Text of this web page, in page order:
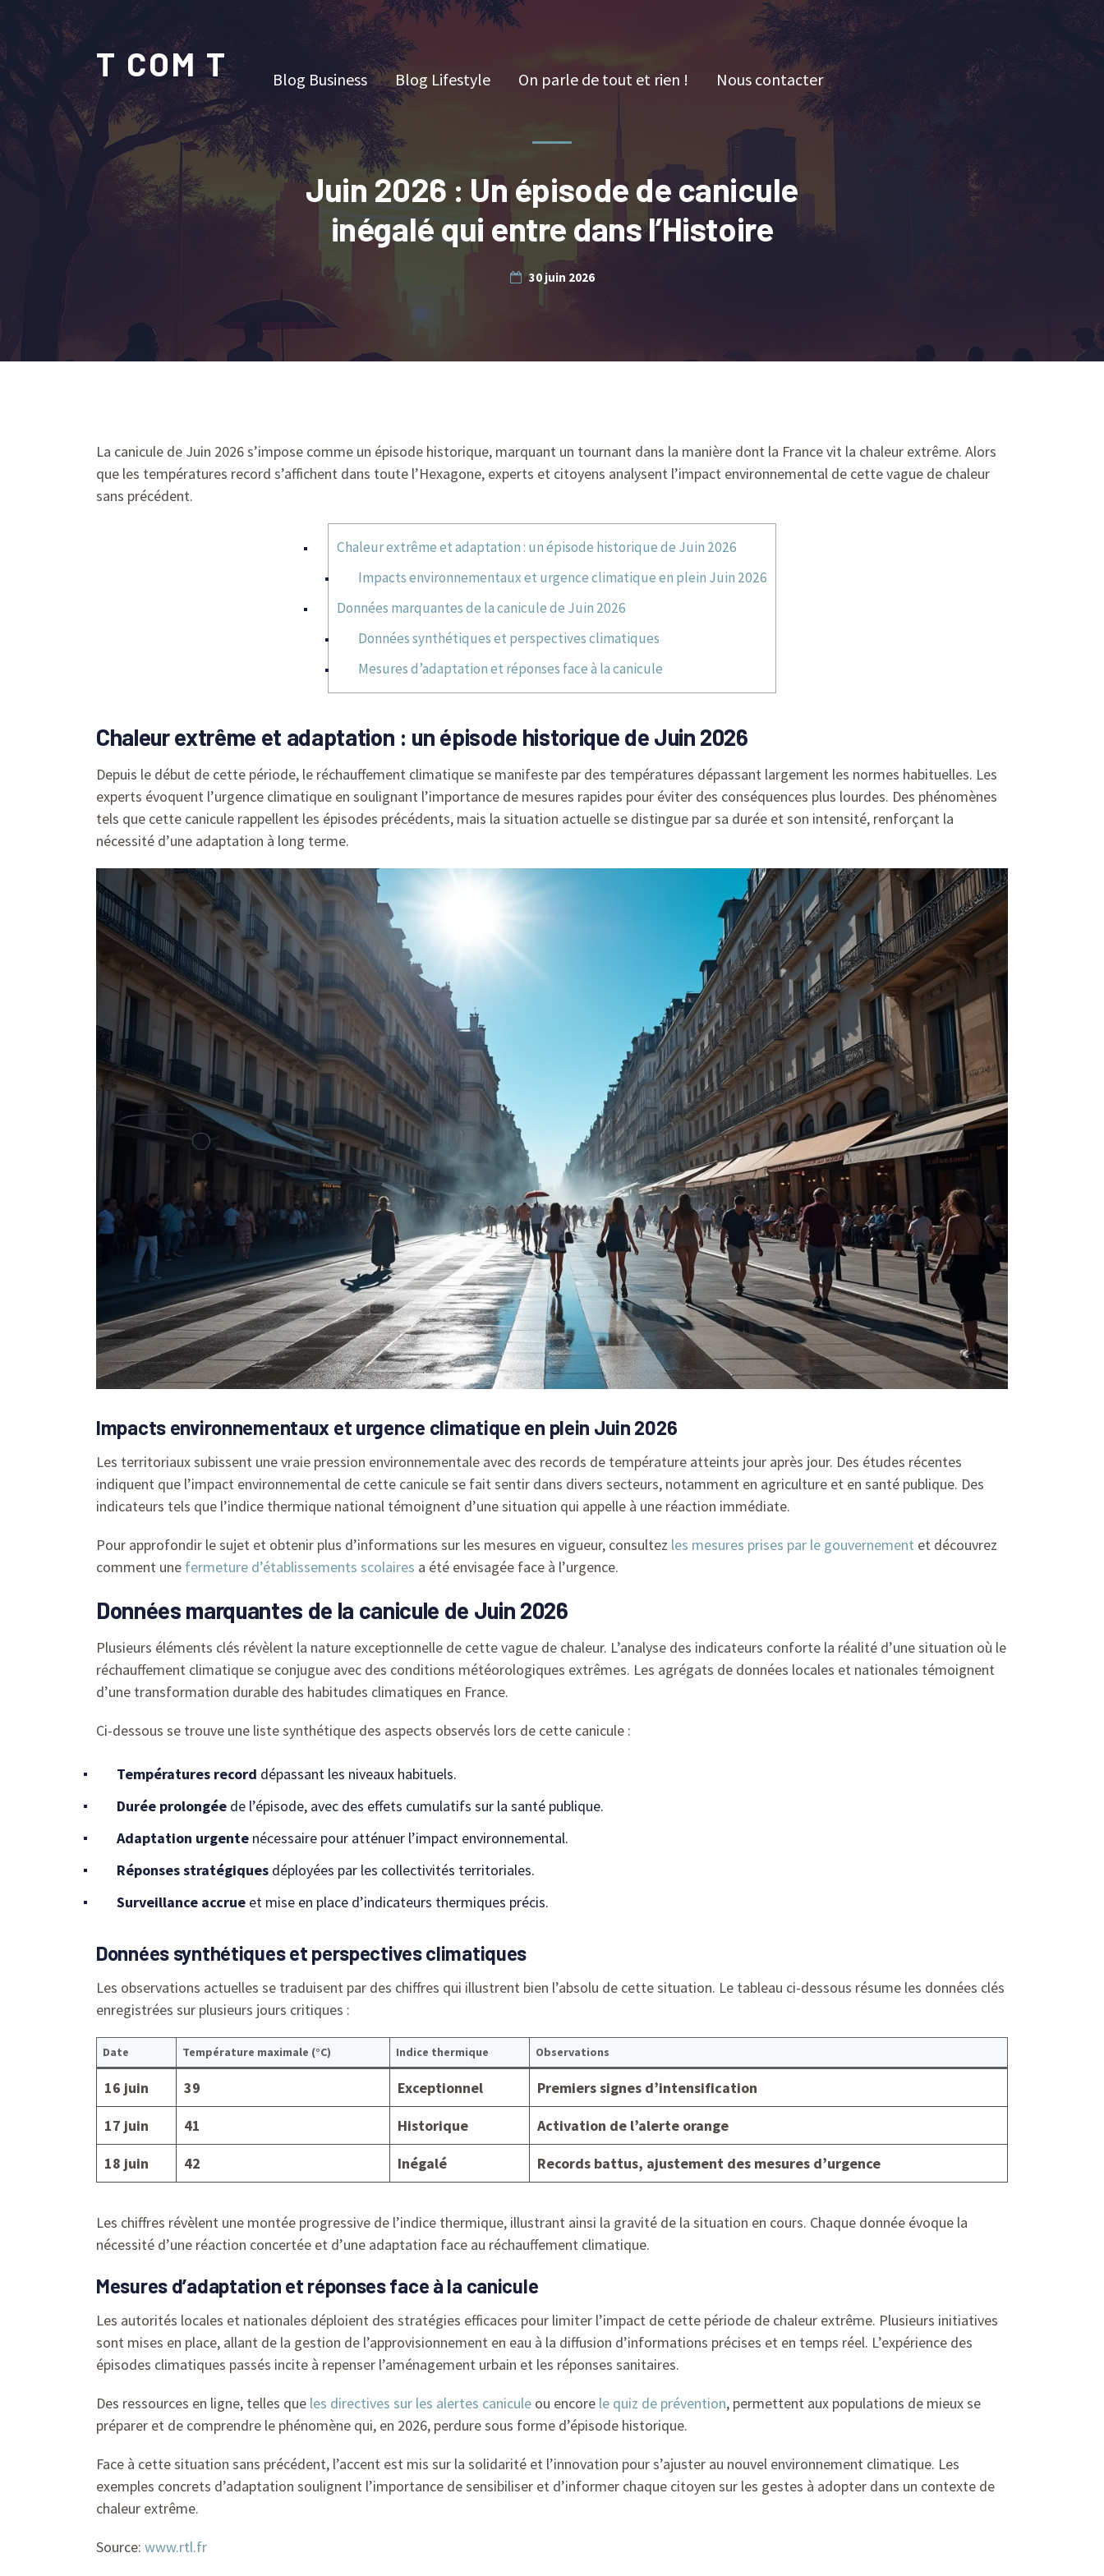
T COM T Blog Business Blog Lifestyle On parle de tout et rien ! Nous contacter
Juin 2026 : Un épisode de canicule
inégalé qui entre dans l’Histoire
30 juin 2026
La canicule de Juin 2026 s’impose comme un épisode historique, marquant un tournant dans la manière dont la France vit la chaleur extrême. Alors
que les températures record s’affichent dans toute l’Hexagone, experts et citoyens analysent l’impact environnemental de cette vague de chaleur
sans précédent.
Chaleur extrême et adaptation : un épisode historique de Juin 2026
Impacts environnementaux et urgence climatique en plein Juin 2026
Données marquantes de la canicule de Juin 2026
Données synthétiques et perspectives climatiques
Mesures d’adaptation et réponses face à la canicule
Chaleur extrême et adaptation : un épisode historique de Juin 2026
Depuis le début de cette période, le réchauffement climatique se manifeste par des températures dépassant largement les normes habituelles. Les
experts évoquent l’urgence climatique en soulignant l’importance de mesures rapides pour éviter des conséquences plus lourdes. Des phénomènes
tels que cette canicule rappellent les épisodes précédents, mais la situation actuelle se distingue par sa durée et son intensité, renforçant la
nécessité d’une adaptation à long terme.
Impacts environnementaux et urgence climatique en plein Juin 2026
Les territoriaux subissent une vraie pression environnementale avec des records de température atteints jour après jour. Des études récentes
indiquent que l’impact environnemental de cette canicule se fait sentir dans divers secteurs, notamment en agriculture et en santé publique. Des
indicateurs tels que l’indice thermique national témoignent d’une situation qui appelle à une réaction immédiate.
Pour approfondir le sujet et obtenir plus d’informations sur les mesures en vigueur, consultez les mesures prises par le gouvernement et découvrez
comment une fermeture d’établissements scolaires a été envisagée face à l’urgence.
Données marquantes de la canicule de Juin 2026
Plusieurs éléments clés révèlent la nature exceptionnelle de cette vague de chaleur. L’analyse des indicateurs conforte la réalité d’une situation où le
réchauffement climatique se conjugue avec des conditions météorologiques extrêmes. Les agrégats de données locales et nationales témoignent
d’une transformation durable des habitudes climatiques en France.
Ci-dessous se trouve une liste synthétique des aspects observés lors de cette canicule :
Températures record dépassant les niveaux habituels.
Durée prolongée de l’épisode, avec des effets cumulatifs sur la santé publique.
Adaptation urgente nécessaire pour atténuer l’impact environnemental.
Réponses stratégiques déployées par les collectivités territoriales.
Surveillance accrue et mise en place d’indicateurs thermiques précis.
Données synthétiques et perspectives climatiques
Les observations actuelles se traduisent par des chiffres qui illustrent bien l’absolu de cette situation. Le tableau ci-dessous résume les données clés
enregistrées sur plusieurs jours critiques :
Date Température maximale (°C) Indice thermique Observations
16 juin 39 Exceptionnel
Premiers signes d’intensification
17 juin
41 Historique
Activation de l’alerte orange
18 juin
42 Inégalé Records battus, ajustement des mesures d’urgence
Les chiffres révèlent une montée progressive de l’indice thermique, illustrant ainsi la gravité de la situation en cours. Chaque donnée évoque la
nécessité d’une réaction concertée et d’une adaptation face au réchauffement climatique.
Mesures d’adaptation et réponses face à la canicule
Les autorités locales et nationales déploient des stratégies efficaces pour limiter l’impact de cette période de chaleur extrême. Plusieurs initiatives
sont mises en place, allant de la gestion de l’approvisionnement en eau à la diffusion d’informations précises et en temps réel. L’expérience des
épisodes climatiques passés incite à repenser l’aménagement urbain et les réponses sanitaires.
Des ressources en ligne, telles que les directives sur les alertes canicule ou encore le quiz de prévention, permettent aux populations de mieux se
préparer et de comprendre le phénomène qui, en 2026, perdure sous forme d’épisode historique.
Face à cette situation sans précédent, l’accent est mis sur la solidarité et l’innovation pour s’ajuster au nouvel environnement climatique. Les
exemples concrets d’adaptation soulignent l’importance de sensibiliser et d’informer chaque citoyen sur les gestes à adopter dans un contexte de
chaleur extrême.
Source: www.rtl.fr